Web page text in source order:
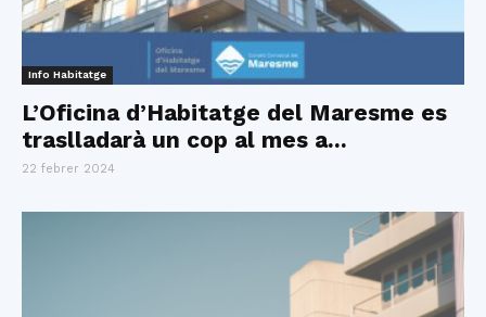
Info Habitatge
L’Oficina d’Habitatge del Maresme es
traslladarà un cop al mes a...
22 febrer 2024